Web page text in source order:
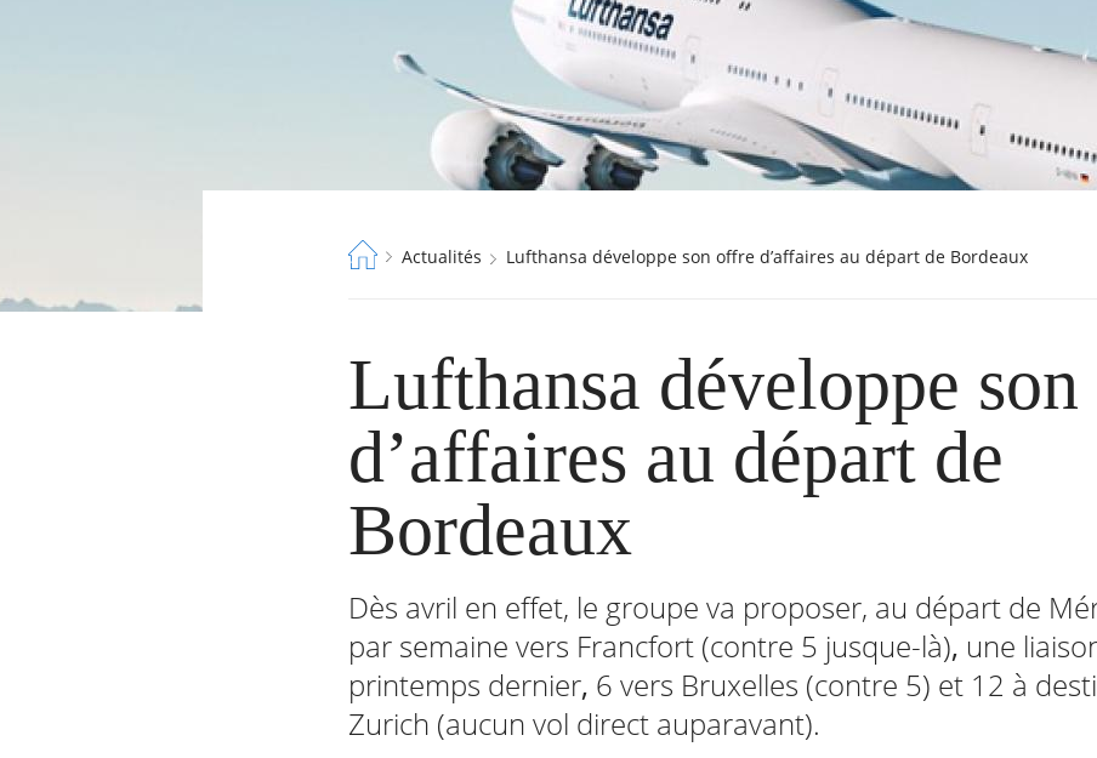
Fil
Actualités Lufthansa développe son offre d’affaires au départ de Bordeaux
Lufthansa développe
d’affaires au départ de
Bordeaux
Dès avril en effet, le groupe va proposer, au départ de
par semaine vers Francfort (contre 5 jusque-là), une
printemps dernier, 6 vers Bruxelles (contre 5) et 12 à
Zurich (aucun vol direct auparavant).